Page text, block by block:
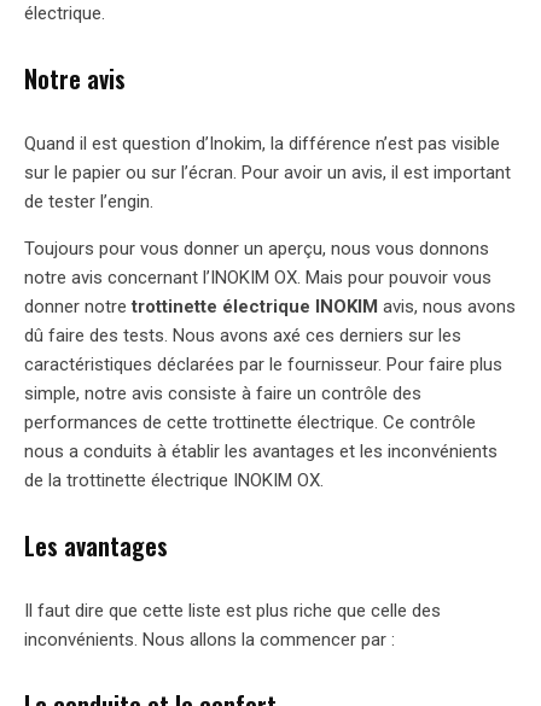
électrique.
Notre avis
Quand il est question d’Inokim, la différence n’est pas visible
sur le papier ou sur l’écran. Pour avoir un avis, il est important
de tester l’engin.
Toujours pour vous donner un aperçu, nous vous donnons
notre avis concernant l’INOKIM OX. Mais pour pouvoir vous
donner notretrottinette électrique INOKIM avis, nous avons
dû faire des tests. Nous avons axé ces derniers sur les
caractéristiques déclarées par le fournisseur. Pour faire plus
simple, notre avis consiste à faire un contrôle des
performances de cette trottinette électrique. Ce contrôle
nous a conduits à établir les avantages et les inconvénients
de la trottinette électrique INOKIM OX.
Les avantages
Il faut dire que cette liste est plus riche que celle des
inconvénients. Nous allons la commencer par :